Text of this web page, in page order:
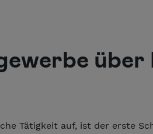
Tätigkeit auf, ist der erste